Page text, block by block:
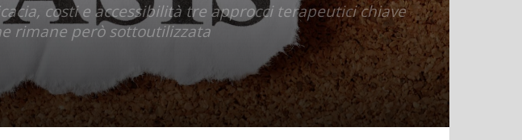
costi e accessibilità tre approcci terapeutici chiave
rimane però sottoutilizzata